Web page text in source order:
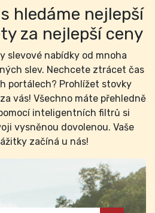
hledáme nejlepší
za nejlepší ceny
slevové nabídky od mnoha
slev. Nechcete ztrácet čas
portálech? Prohlížet stovky
vás! Všechno máte přehledně
inteligentních filtrů si
vysněnou dovolenou. Vaše
začíná u nás!